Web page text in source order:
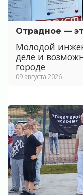
Отрадное —
Молодой
деле и
городе
09 августа 2026